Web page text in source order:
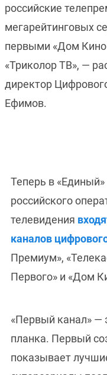
российские
мегарейтинговых
первыми «Дом
«Триколор ТВ», —
директор
Ефимов.
Теперь в
российского
телевидения
каналов
Премиум»,
Первого» и «Дом
«Первый канал» —
планка. Первый
показывает